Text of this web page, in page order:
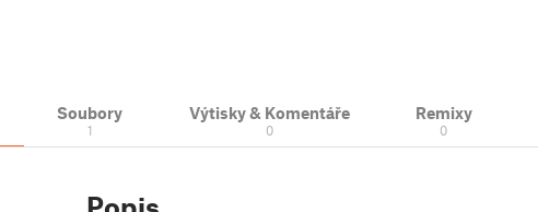
Soubory
1
Výtisky & Komentáře
0
Remixy
0